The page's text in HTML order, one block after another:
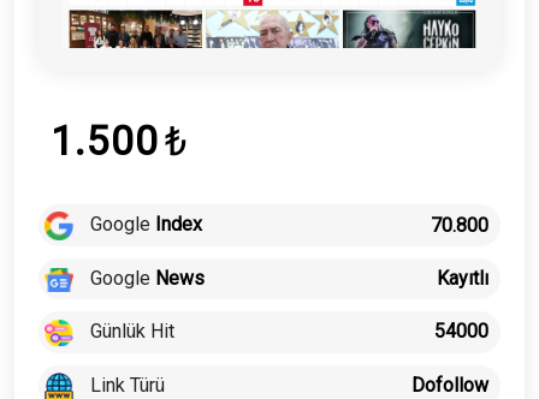
1.500₺
Google Index 70.800
Google News Kayıtlı
Günlük Hit 54000
Link Türü Dofollow